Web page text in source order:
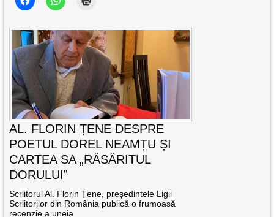
AL. FLORIN ȚENE DESPRE
POETUL DOREL NEAMȚU ȘI
CARTEA SA „RĂSĂRITUL
DORULUI”
Scriitorul Al. Florin Țene, președintele Ligii
Scriitorilor din România publică o frumoasă
recenzie a uneia